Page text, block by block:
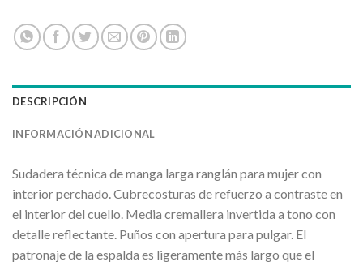
DESCRIPCIÓN
INFORMACIÓN ADICIONAL
Sudadera técnica de manga larga ranglán para mujer con
interior perchado. Cubrecosturas de refuerzo a contraste en
el interior del cuello. Media cremallera invertida a tono con
detalle reflectante. Puños con apertura para pulgar. El
patronaje de la espalda es ligeramente más largo que el